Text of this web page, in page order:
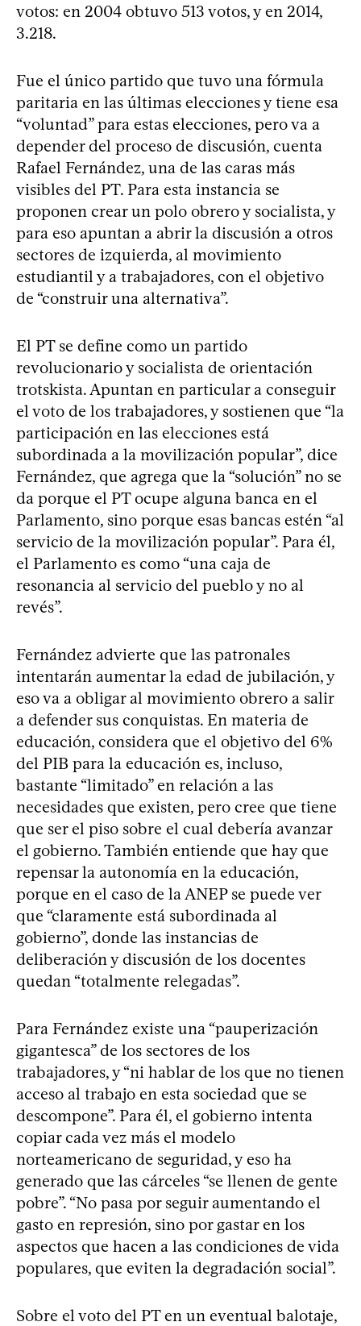
votos: en 2004 obtuvo 513 votos, y en 2014,
3.218.
Fue el único partido que tuvo una fórmula
paritaria en las últimas elecciones y tiene esa
“voluntad” para estas elecciones, pero va a
depender del proceso de discusión, cuenta
Rafael Fernández, una de las caras más
visibles del PT. Para esta instancia se
proponen crear un polo obrero y socialista, y
para eso apuntan a abrir la discusión a otros
sectores de izquierda, al movimiento
estudiantil y a trabajadores, con el objetivo
de “construir una alternativa”.
El PT se define como un partido
revolucionario y socialista de orientación
trotskista. Apuntan en particular a conseguir
el voto de los trabajadores, y sostienen que “la
participación en las elecciones está
subordinada a la movilización popular”, dice
Fernández, que agrega que la “solución” no se
da porque el PT ocupe alguna banca en el
Parlamento, sino porque esas bancas estén “al
servicio de la movilización popular”. Para él,
el Parlamento es como “una caja de
resonancia al servicio del pueblo y no al
revés”.
Fernández advierte que las patronales
intentarán aumentar la edad de jubilación, y
eso va a obligar al movimiento obrero a salir
a defender sus conquistas. En materia de
educación, considera que el objetivo del 6%
del PIB para la educación es, incluso,
bastante “limitado” en relación a las
necesidades que existen, pero cree que tiene
que ser el piso sobre el cual debería avanzar
el gobierno. También entiende que hay que
repensar la autonomía en la educación,
porque en el caso de la ANEP se puede ver
que “claramente está subordinada al
gobierno”, donde las instancias de
deliberación y discusión de los docentes
quedan “totalmente relegadas”.
Para Fernández existe una “pauperización
gigantesca” de los sectores de los
trabajadores, y “ni hablar de los que no tienen
acceso al trabajo en esta sociedad que se
descompone”. Para él, el gobierno intenta
copiar cada vez más el modelo
norteamericano de seguridad, y eso ha
generado que las cárceles “se llenen de gente
pobre”. “No pasa por seguir aumentando el
gasto en represión, sino por gastar en los
aspectos que hacen a las condiciones de vida
populares, que eviten la degradación social”.
Sobre el voto del PT en un eventual balotaje,